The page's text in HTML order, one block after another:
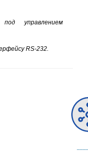
управлением
RS-232.